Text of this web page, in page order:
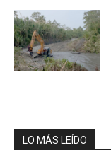
LO MÁS LEÍDO